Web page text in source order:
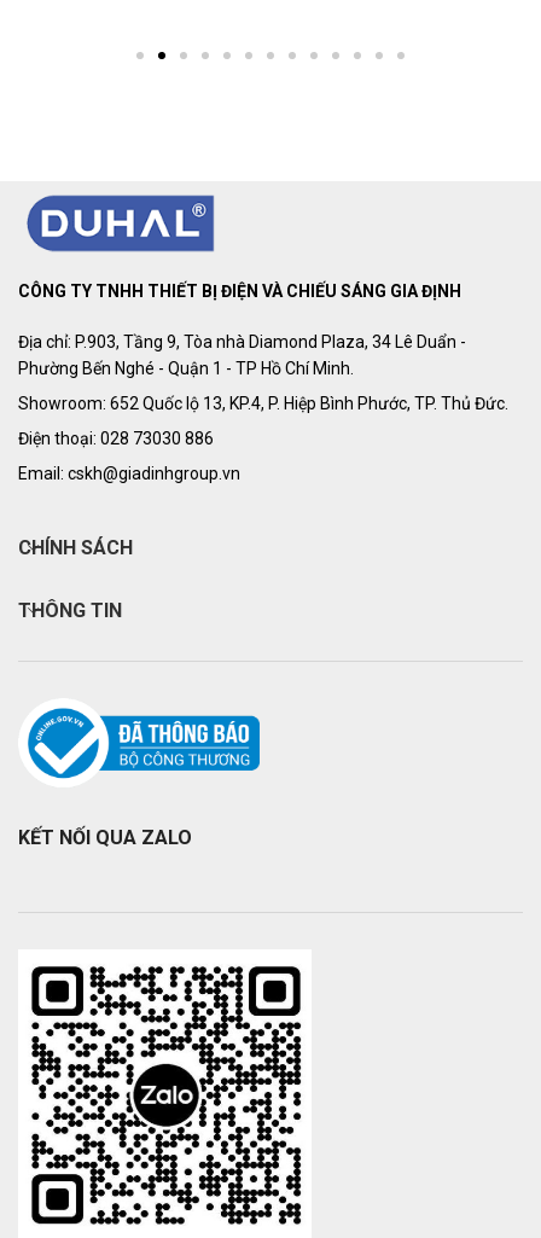
CÔNG TY TNHH THIẾT BỊ ĐIỆN VÀ CHIẾU SÁNG GIA ĐỊNH
Địa chỉ: P.903, Tầng 9, Tòa nhà Diamond Plaza, 34 Lê Duẩn -
Phường Bến Nghé - Quận 1 - TP Hồ Chí Minh.
Showroom: 652 Quốc lộ 13, KP.4, P. Hiệp Bình Phước, TP. Thủ Đức.
Điện thoại: 028 73030 886
Email: cskh@giadinhgroup.vn
CHÍNH SÁCH
THÔNG TIN
KẾT NỐI QUA ZALO